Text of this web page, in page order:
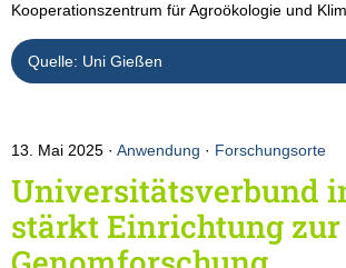
Kooperationszentrum für Agroökologie und
Quelle: Uni Gießen
13. Mai 2025 Anwendung · Forschungsorte
Universitätsverbund
stärkt Einrichtung zur